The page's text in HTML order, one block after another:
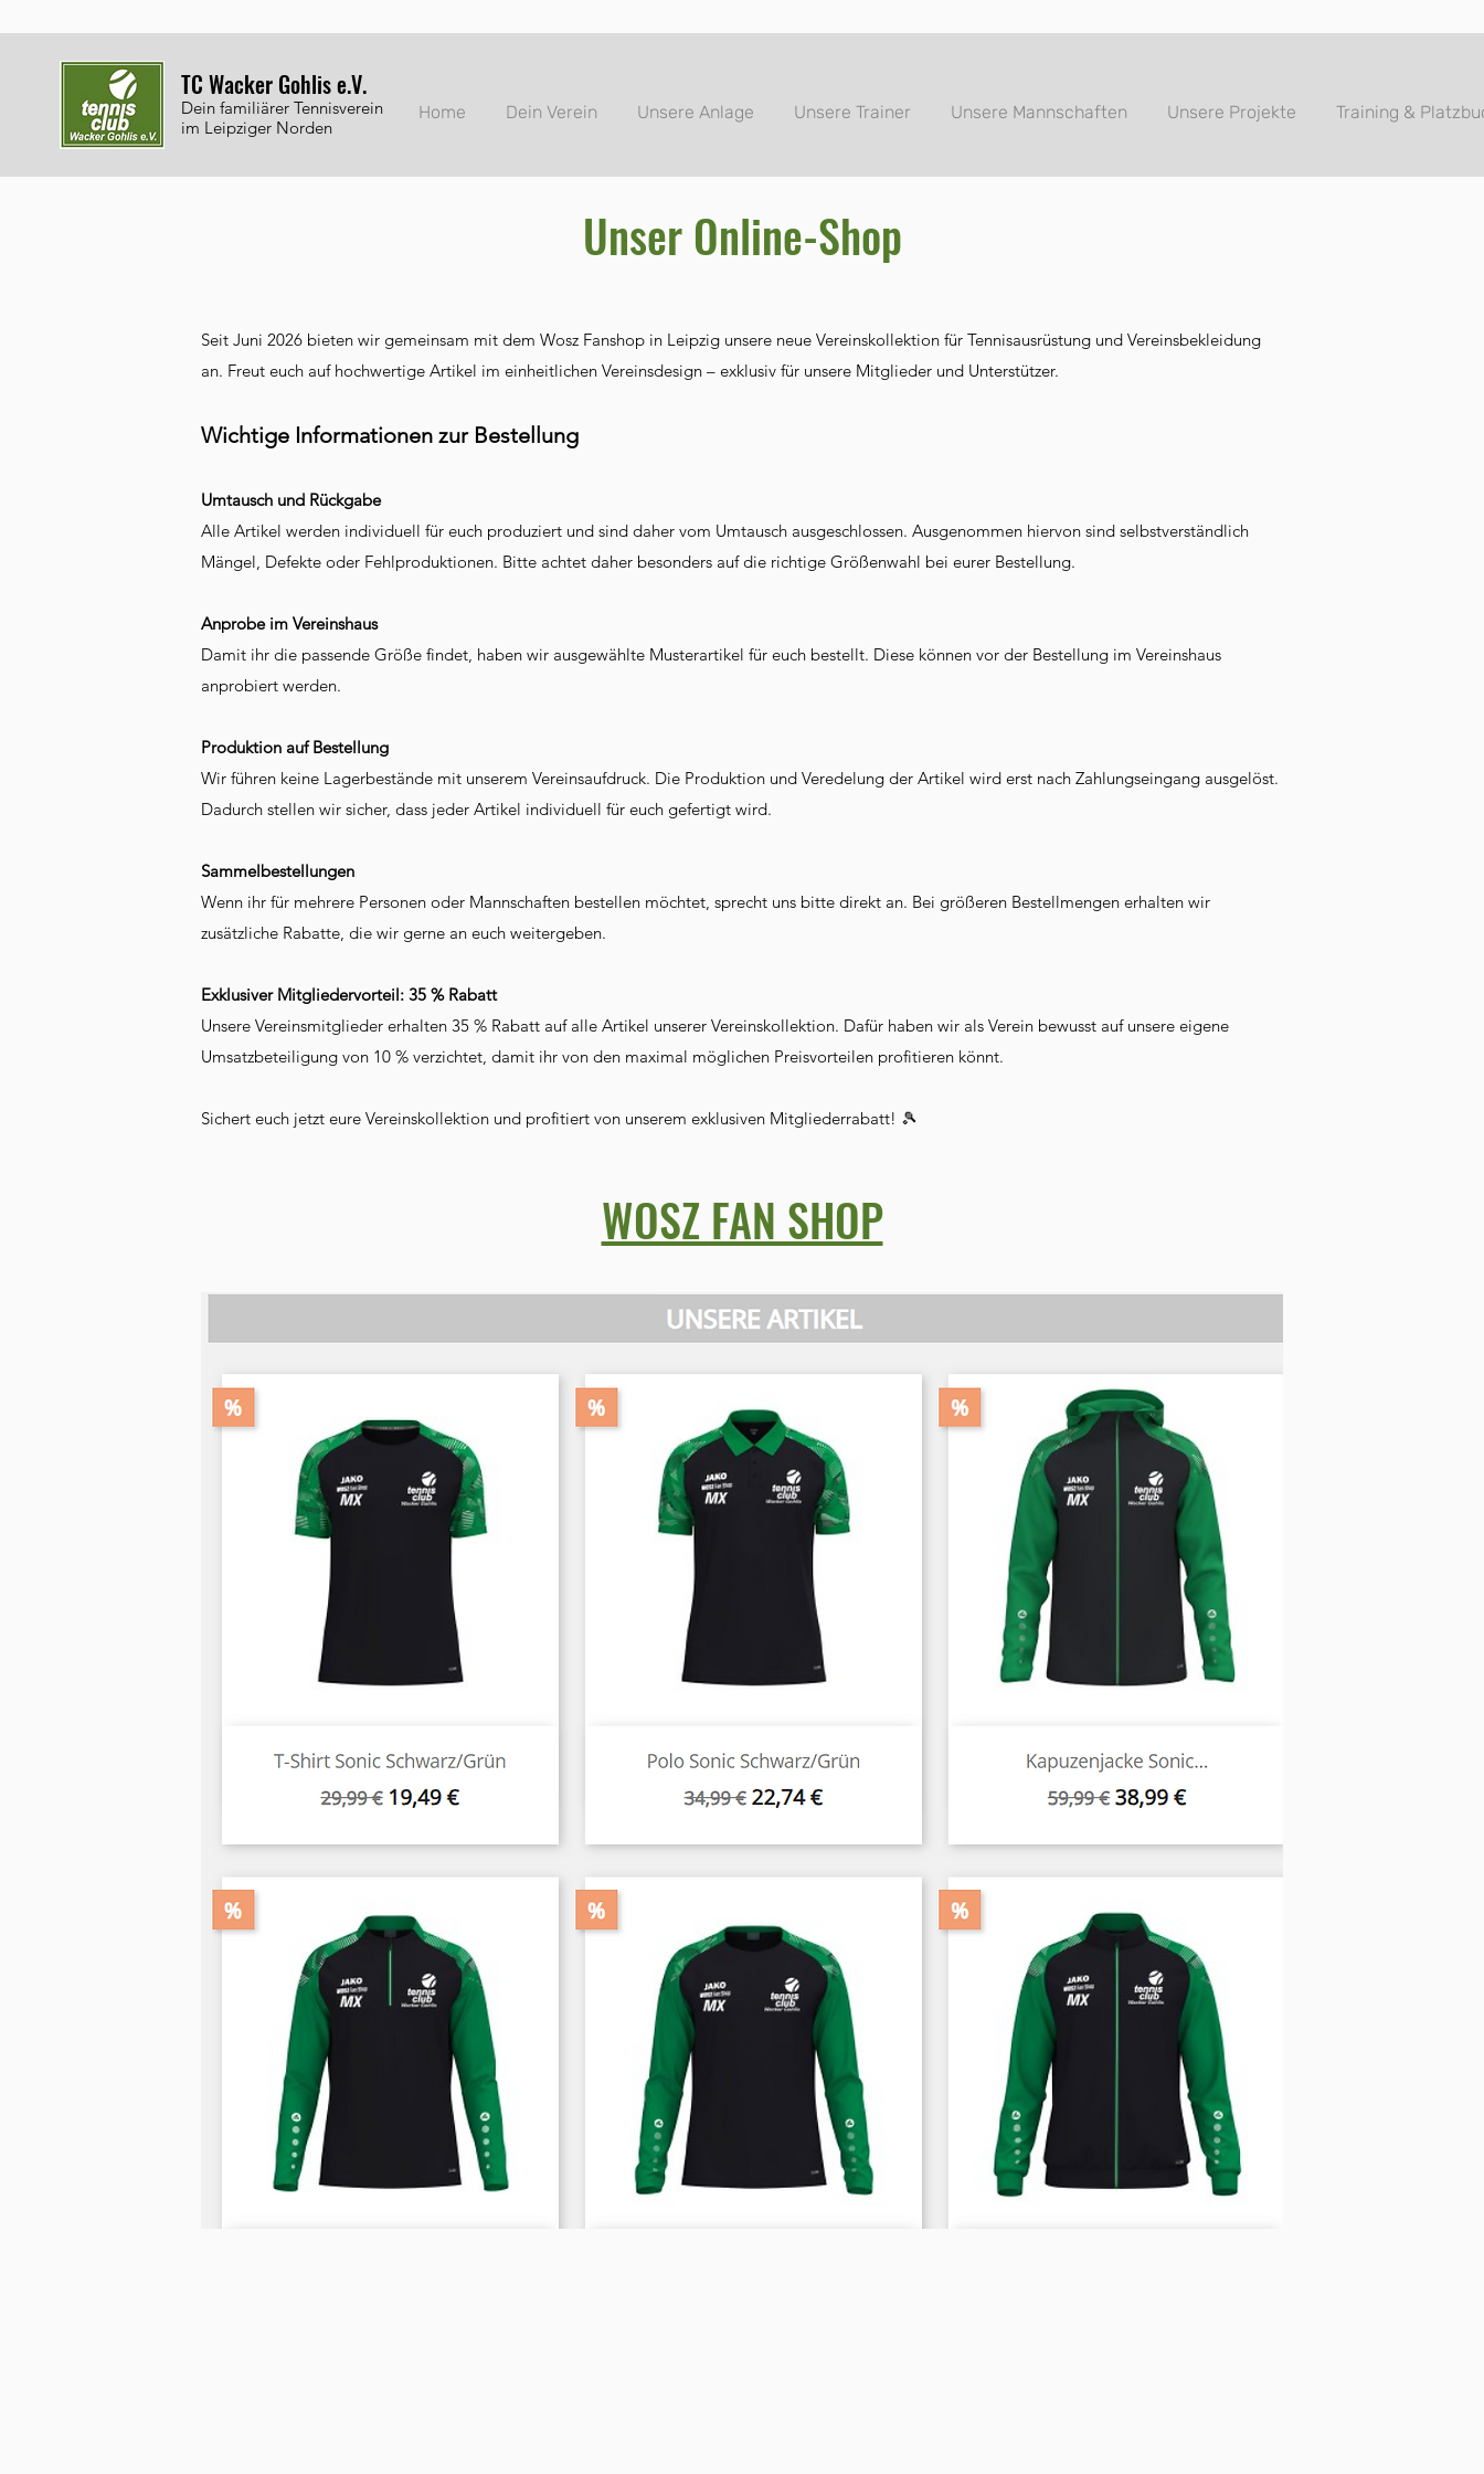
TC Wacker Gohlis e.V.
Dein familiärer Tennisverein
im Leipziger Norden
Home Dein Verein Unsere Anlage Unsere Trainer Unsere Mannschaften Unsere Projekte Training &
Unser Online-Shop
Seit Juni 2026 bieten wir gemeinsam mit dem Wosz Fanshop in Leipzig unsere neue Vereinskollektion für Tennisausrüstung und Vereinsbekleidung
an. Freut euch auf hochwertige Artikel im einheitlichen Vereinsdesign – exklusiv für unsere Mitglieder und Unterstützer.
​Wichtige Informationen zur Bestellung
Umtausch und Rückgabe
Alle Artikel werden individuell für euch produziert und sind daher vom Umtausch ausgeschlossen. Ausgenommen hiervon sind selbstverständlich
Mängel, Defekte oder Fehlproduktionen. Bitte achtet daher besonders auf die richtige Größenwahl bei eurer Bestellung.
Anprobe im Vereinshaus
Damit ihr die passende Größe findet, haben wir ausgewählte Musterartikel für euch bestellt. Diese können vor der Bestellung im Vereinshaus
anprobiert werden.
Produktion auf Bestellung
Wir führen keine Lagerbestände mit unserem Vereinsaufdruck. Die Produktion und Veredelung der Artikel wird erst nach Zahlungseingang ausgelöst.
Dadurch stellen wir sicher, dass jeder Artikel individuell für euch gefertigt wird.
Sammelbestellungen
Wenn ihr für mehrere Personen oder Mannschaften bestellen möchtet, sprecht uns bitte direkt an. Bei größeren Bestellmengen erhalten wir
zusätzliche Rabatte, die wir gerne an euch weitergeben.
Exklusiver Mitgliedervorteil: 35 % Rabatt
Unsere Vereinsmitglieder erhalten 35 % Rabatt auf alle Artikel unserer Vereinskollektion. Dafür haben wir als Verein bewusst auf unsere eigene
Umsatzbeteiligung von 10 % verzichtet, damit ihr von den maximal möglichen Preisvorteilen profitieren könnt.
Sichert euch jetzt eure Vereinskollektion und profitiert von unserem exklusiven Mitgliederrabatt! 🎾
WOSZ FAN SHOP